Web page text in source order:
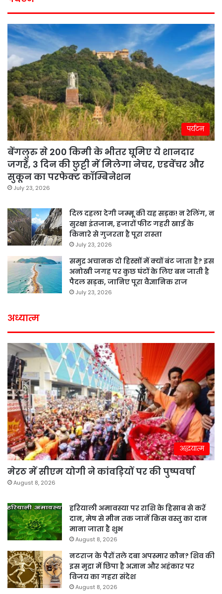
पर्यटन
बेंगलुरु से 200 किमी के भीतर घूमिए ये शानदार
जगहें, 3 दिन की छुट्टी में मिलेगा नेचर, एडवेंचर और
सुकून का परफेक्ट कॉम्बिनेशन
July 23, 2026
दिल दहला देगी जम्मू की यह सड़क! न रेलिंग, न
सुरक्षा इंतजाम, हजारों फीट गहरी खाई के
किनारे से गुजरता है पूरा रास्ता
July 23, 2026
समुद्र अचानक दो हिस्सों में क्यों बंट जाता है? इस
अनोखी जगह पर कुछ घंटों के लिए बन जाती है
पैदल सड़क, जानिए पूरा वैज्ञानिक राज
July 23, 2026
अध्यात्म
अद्धयात्म
मेरठ में सीएम योगी ने कांवड़ियों पर की पुष्पवर्षा
August 8, 2026
हरियाली अमावस्या पर राशि के हिसाब से करें
दान, मेष से मीन तक जानें किस वस्तु का दान
माना जाता है शुभ
August 8, 2026
नटराज के पैरों तले दबा अपस्मार कौन? शिव की
इस मुद्रा में छिपा है अज्ञान और अहंकार पर
विजय का गहरा संदेश
August 8, 2026